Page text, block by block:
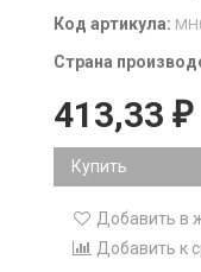
Код артикула:
Страна
413,33 ₽
Купить
Добавить в
Добавить к